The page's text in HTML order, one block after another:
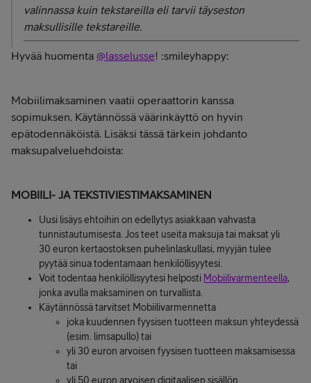
valinnassa kuin tekstareilla eli tarvii täyseston
maksullisille tekstareille.
Hyvää huomenta @lasselusse! :smileyhappy:
Mobiilimaksaminen vaatii operaattorin kanssa
sopimuksen. Käytännössä väärinkäyttö on hyvin
epätodennäköistä. Lisäksi tässä tärkein johdanto
maksupalveluehdoista:
MOBIILI- JA TEKSTIVIESTIMAKSAMINEN
Uusi lisäys ehtoihin on edellytys asiakkaan vahvasta
tunnistautumisesta. Jos teet useita maksuja tai maksat yli
30 euron kertaostoksen puhelinlaskullasi, myyjän tulee
pyytää sinua todentamaan henkilöllisyytesi.
Voit todentaa henkilöllisyytesi helposti Mobiilivarmenteella,
jonka avulla maksaminen on turvallista.
Käytännössä tarvitset Mobiilivarmennetta
joka kuudennen fyysisen tuotteen maksun yhteydessä
(esim. limsapullo) tai
yli 30 euron arvoisen fyysisen tuotteen maksamisessa
tai
yli 50 euron arvoisen digitaalisen sisällön